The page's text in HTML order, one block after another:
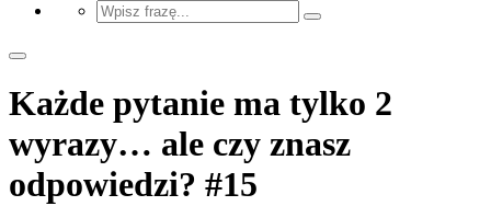
Każde pytanie ma tylko 2
wyrazy… ale czy znasz
odpowiedzi? #15